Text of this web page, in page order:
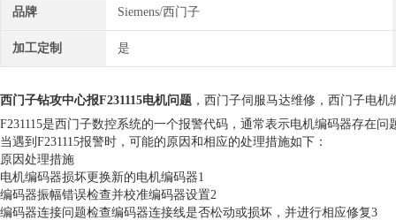
品牌 Siemens/西门子
加工定制 是
西门子钻攻中心报F231115电机问题 ，西门子伺服马达维修，西门子电机
F231115是西门子数控系统的一个报警代码，通常表示电机编码器存在问
当遇到F231115报警时，可能的原因和相应的处理措施如下：
原因处理措施
电机编码器损坏更换新的电机编码器1
编码器振幅错误检查并校准编码器设置2
编码器连接问题检查编码器连接线是否松动或损坏，并进行相应修复3